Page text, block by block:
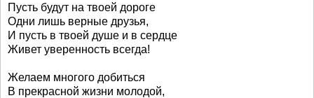
Пусть будут на твоей дороге
Одни лишь верные друзья,
И пусть в твоей душе и в сердце
Живет уверенность всегда!
Желаем многого добиться
В прекрасной жизни молодой,